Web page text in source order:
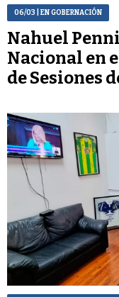
06/03 | EN GOBERNACIÓN
Nahuel
Nacional en
de Sesiones